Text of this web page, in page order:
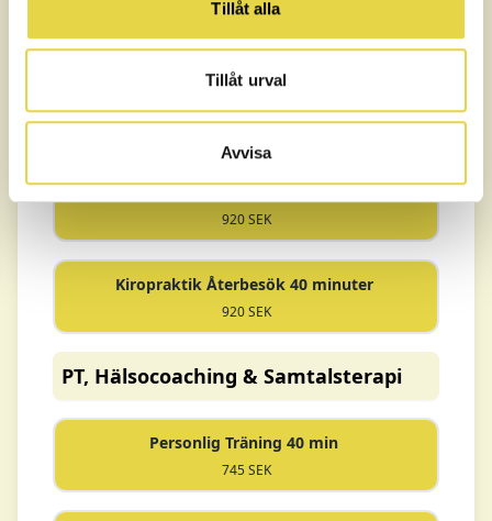
Tillåt alla
Tillåt urval
Avvisa
995 SEK
Läs mer
920 SEK
Naprapatbehandling Återbesök 40 minuter
920 SEK
Kiropraktik Återbesök 40 minuter
920 SEK
PT, Hälsocoaching & Samtalsterapi
Personlig Träning 40 min
745 SEK